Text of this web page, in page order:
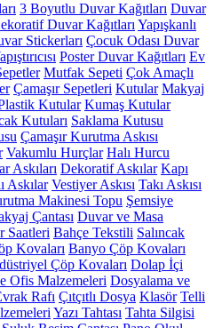
3 Boyutlu Duvar Kağıtları Duvar
Duvar Kağıtları Yapışkanlı
Stickerları Çocuk Odası Duvar
Poster Duvar Kağıtları Ev
Mutfak Sepeti Çok Amaçlı
Çamaşır Sepetleri Kutular Makyaj
Kutular Kumaş Kutular
Kutuları Saklama Kutusu
Çamaşır Kurutma Askısı
Vakumlu Hurçlar Halı Hurcu
Askıları Dekoratif Askılar Kapı
Askılar Vestiyer Askısı Takı Askısı
Makinesi Topu Şemsiye
Çantası Duvar ve Masa
Saatleri Bahçe Tekstili Salıncak
Kovaları Banyo Çöp Kovaları
Çöp Kovaları Dolap İçi
Ofis Malzemeleri Dosyalama ve
Rafı Çıtçıtlı Dosya Klasör Telli
Yazı Tahtası Tahta Silgisi